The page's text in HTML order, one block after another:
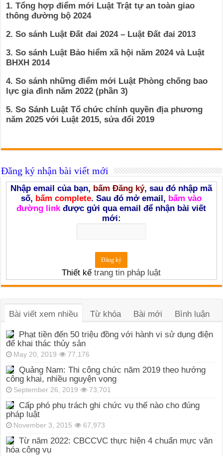
1. Tổng hợp điểm mới Luật Trật tự an toàn giao
thông đường bộ 2024
2. So sánh Luật Đất đai 2024 – Luật Đất đai 2013
3. So sánh Luật Bảo hiểm xã hội năm 2024 và Luật
BHXH 2014
4. So sánh những điểm mới Luật Phòng chống bao
lực gia đình năm 2022 (phần 3)
5. So Sánh Luật Tổ chức chính quyền địa phương
năm 2025 với Luật 2015, sửa đổi 2019
Đăng ký nhận bài viết mới
Nhập email của bạn, bấm Đăng ký, sau đó nhập mã
số, bấm complete. Sau đó mở email, bấm vào
đường link được gửi qua email để nhận bài viết
mới:
Thiết kếtrang tin pháp luật
Bài viết xem nhiều Từ khóa Bài mới Bình luận
Phạt tiền đến 50 triệu đồng với hành vi sử dụng điện
để khai thác thủy sản
May 20, 2019 77,176
Quảng Nam: Thi công chức năm 2019 theo hướng
công khai, nhiều nguyện vọng
September 26, 2019 73,701
Cấp phó phụ trách ghi chức vụ thế nào cho đúng
pháp luật
November 3, 2015 67,973
Từ năm 2022: CBCCVC thực hiện 4 chuẩn mực văn
hóa công vụ